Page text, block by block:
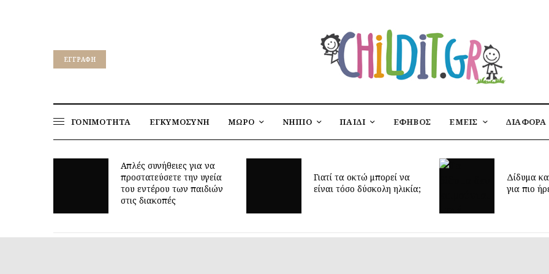
EΓΓΡΑΦΉ
ΓΟΝΙΜΟΤΗΤΑ ΕΓΚΥΜΟΣΥΝΗ ΜΩΡΟ ΝΗΠΙΟ ΠΑΙΔΙ ΕΦΗΒΟΣ ΕΜΕΙΣ ΔΙΑΦΟΡΑ
Γιατί τα οκτώ μπορεί να
είναι τόσο δύσκολη ηλικία;
Δίδυμα και ύπνος: μυστικά
για πιο ήρεμες νύχτες
Έφτασε
παιδικό